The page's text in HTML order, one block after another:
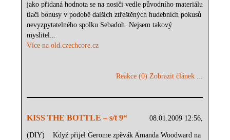
jako přidaná hodnota se na nosiči vedle původního materiálu
tlačí bonusy v podobě dalších ztřeštěných hudebních pokusů
nevyzpytatelného spolku Sebadoh. Nejsem takový
myslitel...
Více na old.czechcore.cz
Reakce (0) Zobrazit článek ...
08.01.2009 12:56,
KISS THE BOTTLE – s/t 9“
(DIY) Když přijel Gerome zpěvák Amanda Woodward na